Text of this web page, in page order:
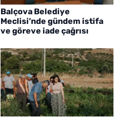
Balçova Belediye
Meclisi’nde gündem istifa
ve göreve iade çağrısı